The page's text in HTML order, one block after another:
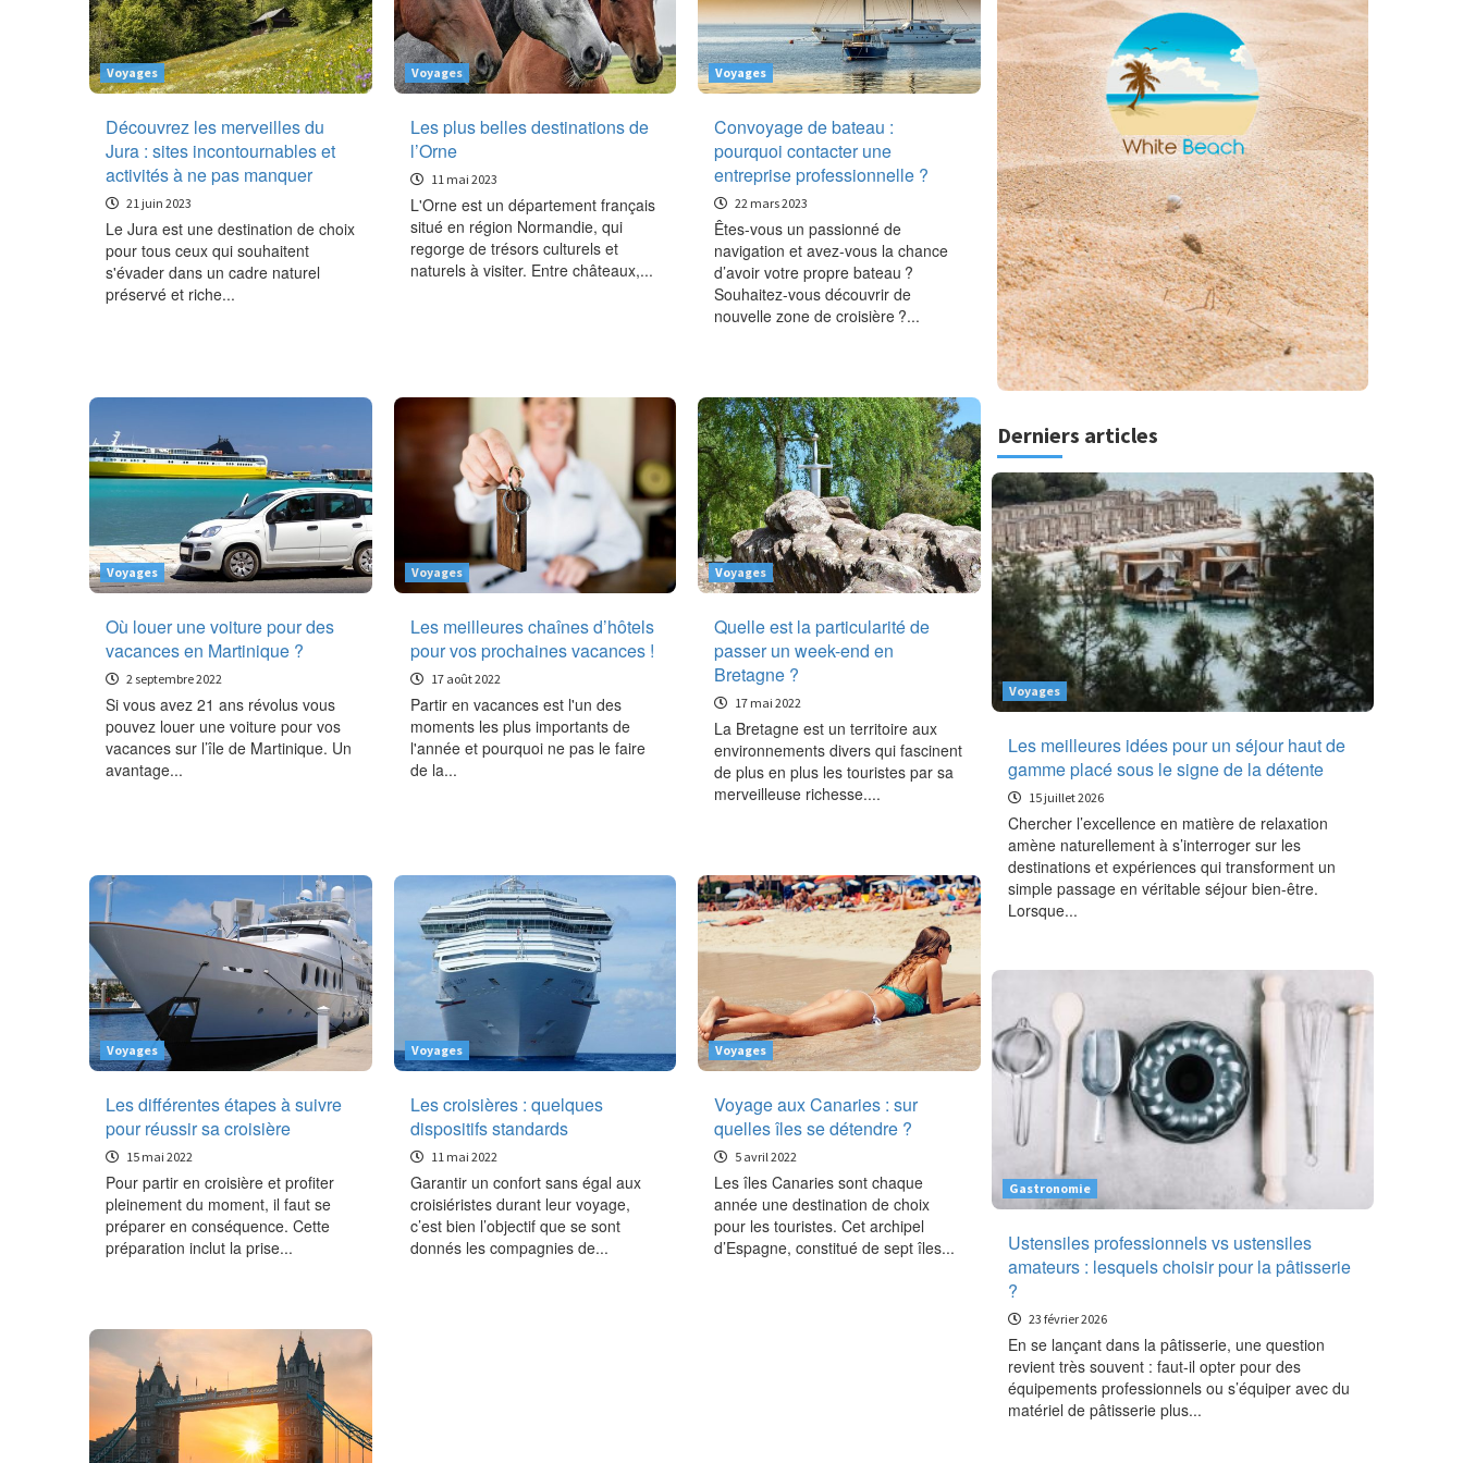
Voyages
Découvrez les merveilles du
Jura : sites incontournables et
activités à ne pas manquer
21 juin 2023
Le Jura est une destination de choix
pour tous ceux qui souhaitent
s'évader dans un cadre naturel
préservé et riche...
Voyages
Les plus belles destinations de
l’Orne
11 mai 2023
L'Orne est un département français
situé en région Normandie, qui
regorge de trésors culturels et
naturels à visiter. Entre châteaux,...
Voyages
Convoyage de bateau :
pourquoi contacter une
entreprise professionnelle ?
22 mars 2023
Êtes-vous un passionné de
navigation et avez-vous la chance
d’avoir votre propre bateau ?
Souhaitez-vous découvrir de
nouvelle zone de croisière ?...
Voyages
Où louer une voiture pour des
vacances en Martinique ?
2 septembre 2022
Si vous avez 21 ans révolus vous
pouvez louer une voiture pour vos
vacances sur l’île de Martinique. Un
avantage...
Voyages
Les meilleures chaînes d’hôtels
pour vos prochaines vacances !
17 août 2022
Partir en vacances est l'un des
moments les plus importants de
l'année et pourquoi ne pas le faire
de la...
Voyages
Quelle est la particularité de
passer un week-end en
Bretagne ?
17 mai 2022
La Bretagne est un territoire aux
environnements divers qui fascinent
de plus en plus les touristes par sa
merveilleuse richesse....
Voyages
Les différentes étapes à suivre
pour réussir sa croisière
15 mai 2022
Pour partir en croisière et profiter
pleinement du moment, il faut se
préparer en conséquence. Cette
préparation inclut la prise...
Voyages
Les croisières : quelques
dispositifs standards
11 mai 2022
Garantir un confort sans égal aux
croisiéristes durant leur voyage,
c’est bien l’objectif que se sont
donnés les compagnies de...
Voyages
Voyage aux Canaries : sur
quelles îles se détendre ?
5 avril 2022
Les îles Canaries sont chaque
année une destination de choix
pour les touristes. Cet archipel
d’Espagne, constitué de sept îles...
Derniers articles
Voyages
Les meilleures idées pour un séjour haut de
gamme placé sous le signe de la détente
15 juillet 2026
Chercher l’excellence en matière de relaxation
amène naturellement à s’interroger sur les
destinations et expériences qui transforment un
simple passage en véritable séjour bien-être.
Lorsque...
Gastronomie
Ustensiles professionnels vs ustensiles
amateurs : lesquels choisir pour la pâtisserie
?
23 février 2026
En se lançant dans la pâtisserie, une question
revient très souvent : faut-il opter pour des
équipements professionnels ou s’équiper avec du
matériel de pâtisserie plus...